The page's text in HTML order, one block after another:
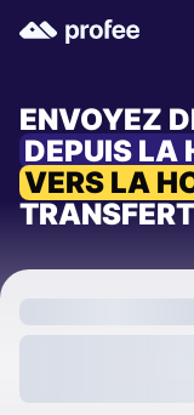
ENVOYEZ
DEPUIS LA
VERS LA